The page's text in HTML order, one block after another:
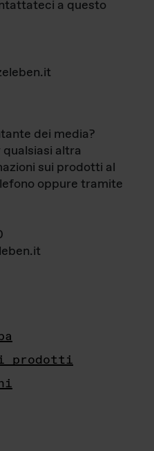
a questo
dei media?
altra
sui prodotti al
oppure tramite
prodotti